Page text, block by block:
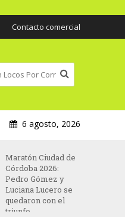
Contacto comercial
6 agosto, 2026
Maratón Valencia
2026: Yomif
Kejelcha y Fotyen
Tesfay lideran una
élite que busca el
récord mundial